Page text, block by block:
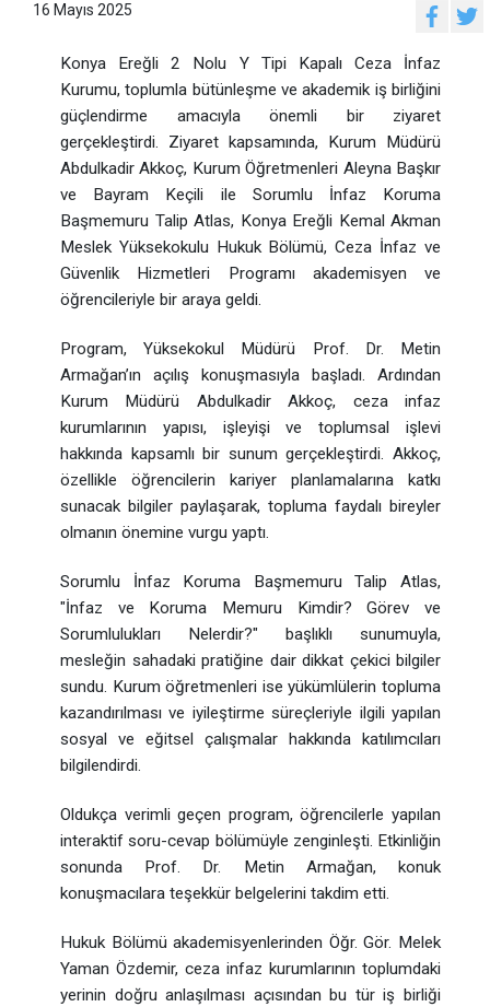
16 Mayıs 2025
Konya Ereğli 2 Nolu Y Tipi Kapalı Ceza İnfaz
Kurumu, toplumla bütünleşme ve akademik iş birliğini
güçlendirme amacıyla önemli bir ziyaret
gerçekleştirdi. Ziyaret kapsamında, Kurum Müdürü
Abdulkadir Akkoç, Kurum Öğretmenleri Aleyna Başkır
ve Bayram Keçili ile Sorumlu İnfaz Koruma
Başmemuru Talip Atlas, Konya Ereğli Kemal Akman
Meslek Yüksekokulu Hukuk Bölümü, Ceza İnfaz ve
Güvenlik Hizmetleri Programı akademisyen ve
öğrencileriyle bir araya geldi.
Program, Yüksekokul Müdürü Prof. Dr. Metin
Armağan’ın açılış konuşmasıyla başladı. Ardından
Kurum Müdürü Abdulkadir Akkoç, ceza infaz
kurumlarının yapısı, işleyişi ve toplumsal işlevi
hakkında kapsamlı bir sunum gerçekleştirdi. Akkoç,
özellikle öğrencilerin kariyer planlamalarına katkı
sunacak bilgiler paylaşarak, topluma faydalı bireyler
olmanın önemine vurgu yaptı.
Sorumlu İnfaz Koruma Başmemuru Talip Atlas,
"İnfaz ve Koruma Memuru Kimdir? Görev ve
Sorumlulukları Nelerdir?" başlıklı sunumuyla,
mesleğin sahadaki pratiğine dair dikkat çekici bilgiler
sundu. Kurum öğretmenleri ise yükümlülerin topluma
kazandırılması ve iyileştirme süreçleriyle ilgili yapılan
sosyal ve eğitsel çalışmalar hakkında katılımcıları
bilgilendirdi.
Oldukça verimli geçen program, öğrencilerle yapılan
interaktif soru-cevap bölümüyle zenginleşti. Etkinliğin
sonunda Prof. Dr. Metin Armağan, konuk
konuşmacılara teşekkür belgelerini takdim etti.
Hukuk Bölümü akademisyenlerinden Öğr. Gör. Melek
Yaman Özdemir, ceza infaz kurumlarının toplumdaki
yerinin doğru anlaşılması açısından bu tür iş birliği